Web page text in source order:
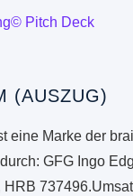
Pitch Deck
(AUSZUG)
eine Marke der
GFG Ingo
HRB